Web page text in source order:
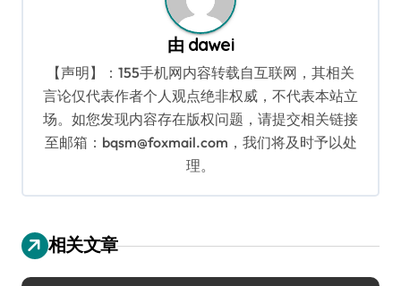
由 dawei
【声明】：155手机网内容转载自互联网，其相关
言论仅代表作者个人观点绝非权威，不代表本站立
场。如您发现内容存在版权问题，请提交相关链接
至邮箱：bqsm@foxmail.com，我们将及时予以处
理。
相关文章